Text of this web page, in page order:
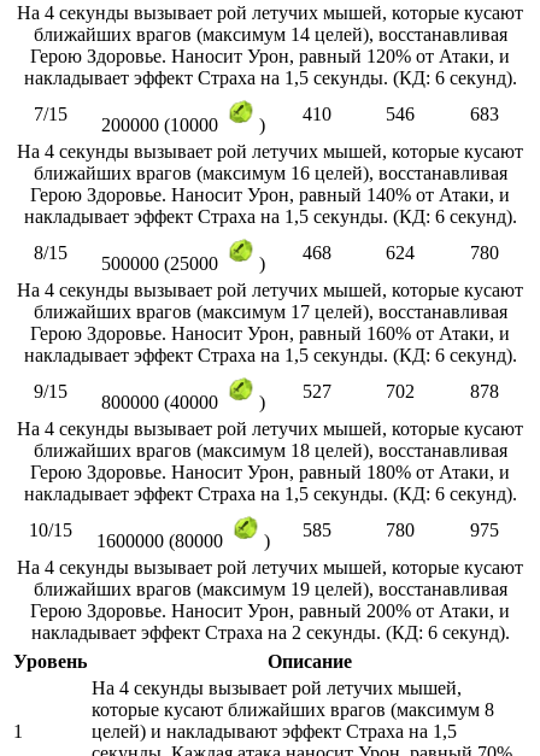
На 4 секунды вызывает рой летучих мышей, которые кусают
ближайших врагов (максимум 14 целей), восстанавливая
Герою Здоровье. Наносит Урон, равный 120% от Атаки, и
накладывает эффект Страха на 1,5 секунды. (КД: 6 секунд).
7/15
200000 (10000 )
410 546
683
На 4 секунды вызывает рой летучих мышей, которые кусают
ближайших врагов (максимум 16 целей), восстанавливая
Герою Здоровье. Наносит Урон, равный 140% от Атаки, и
накладывает эффект Страха на 1,5 секунды. (КД: 6 секунд).
8/15
500000 (25000 )
468 624
780
На 4 секунды вызывает рой летучих мышей, которые кусают
ближайших врагов (максимум 17 целей), восстанавливая
Герою Здоровье. Наносит Урон, равный 160% от Атаки, и
накладывает эффект Страха на 1,5 секунды. (КД: 6 секунд).
9/15
800000 (40000 )
527 702
878
На 4 секунды вызывает рой летучих мышей, которые кусают
ближайших врагов (максимум 18 целей), восстанавливая
Герою Здоровье. Наносит Урон, равный 180% от Атаки, и
накладывает эффект Страха на 1,5 секунды. (КД: 6 секунд).
10/15
1600000 (80000 )
585 780
975
На 4 секунды вызывает рой летучих мышей, которые кусают
ближайших врагов (максимум 19 целей), восстанавливая
Герою Здоровье. Наносит Урон, равный 200% от Атаки, и
накладывает эффект Страха на 2 секунды. (КД: 6 секунд).
Уровень
Описание
1
На 4 секунды вызывает рой летучих мышей,
которые кусают ближайших врагов (максимум 8
целей) и накладывают эффект Страха на 1,5